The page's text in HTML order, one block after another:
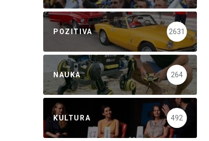
POZITIVA 2631
NAUKA 264
KULTURA 492